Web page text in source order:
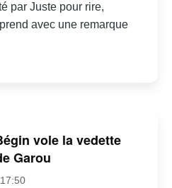
par Juste pour rire,
avec une remarque
vole la vedette
Garou